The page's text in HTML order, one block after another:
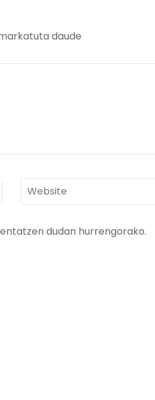
daude
Website
dudan hurrengorako.